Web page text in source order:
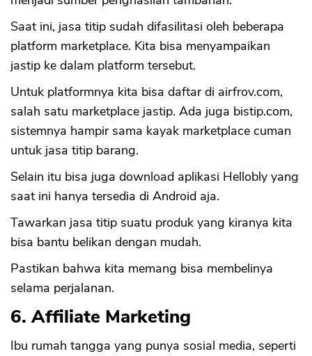
Saat ini, jasa titip sudah difasilitasi oleh beberapa
platform marketplace. Kita bisa menyampaikan
jastip ke dalam platform tersebut.
Untuk platformnya kita bisa daftar di airfrov.com,
salah satu marketplace jastip. Ada juga bistip.com,
sistemnya hampir sama kayak marketplace cuman
untuk jasa titip barang.
Selain itu bisa juga download aplikasi Hellobly yang
saat ini hanya tersedia di Android aja.
Tawarkan jasa titip suatu produk yang kiranya kita
bisa bantu belikan dengan mudah.
Pastikan bahwa kita memang bisa membelinya
selama perjalanan.
6. Affiliate Marketing
Ibu rumah tangga yang punya sosial media, seperti
OK
CANCEL